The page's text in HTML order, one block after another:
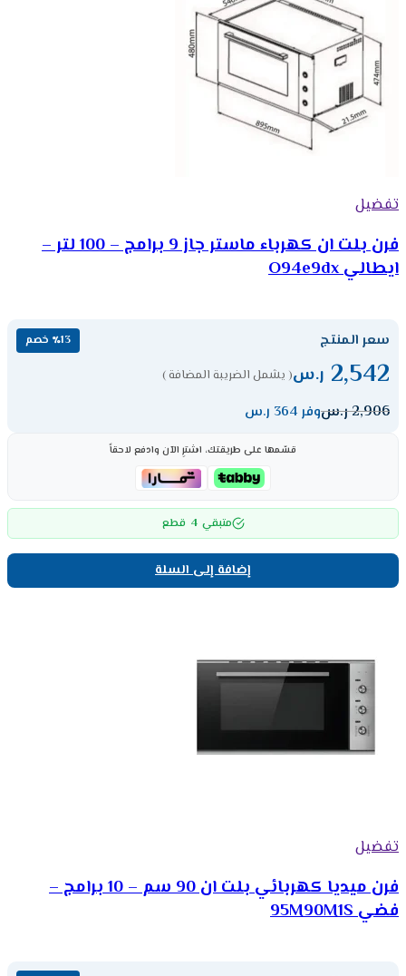
تفضيل
فرن بلت ان كهرباء ماستر جاز 9 برامج – 100 لتر –
ايطالي O94e9dx
سعر المنتج ٪13 خصم
2,542 ر.س( يشمل الضريبة المضافة )
2,906ر.سوفر 364 ر.س
قسّمها على طريقتك، اشترِ الآن وادفع لاحقاً
متبقي 4 قطع
إضافة إلى السلة
تفضيل
فرن ميديا كهربائي بلت ان 90 سم – 10 برامج –
فضي 95M90M1S